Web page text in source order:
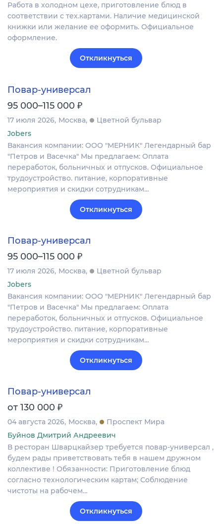
Работа в холодном цехе, приготовление блюд в
соответствии с тех.картами. Наличие медицинской
книжки или желание ее оформить. Официальное
оформление.
Откликнуться
Повар-универсал
95 000–115 000 ₽
17 июля 2026 Москва
Цветной бульвар
Jobers
Вакансия компании: ООО "МЕРНИК" Легендарный бар
"Петров и Васечка" Мы предлагаем: Оплата
переработок, больничных и отпусков. Официальное
трудоустройство. питание, корпоративные
мероприятия и скидки сотрудникам…
Откликнуться
Повар-универсал
95 000–115 000 ₽
17 июля 2026 Москва
Цветной бульвар
Jobers
Вакансия компании: ООО "МЕРНИК" Легендарный бар
"Петров и Васечка" Мы предлагаем: Оплата
переработок, больничных и отпусков. Официальное
трудоустройство. питание, корпоративные
мероприятия и скидки сотрудникам…
Откликнуться
Повар-универсал
от 130 000 ₽
04 августа 2026 Москва
Проспект Мира
Буйнов Дмитрий Андреевич
В ресторан Шварцкайзер требуется повар-универсал ,
будем рады приветствовать тебя в нашем дружном
коллективе ! Обязанности: Приготовление блюд
согласно технологическим картам; Соблюдение
чистоты на рабочем…
Откликнуться